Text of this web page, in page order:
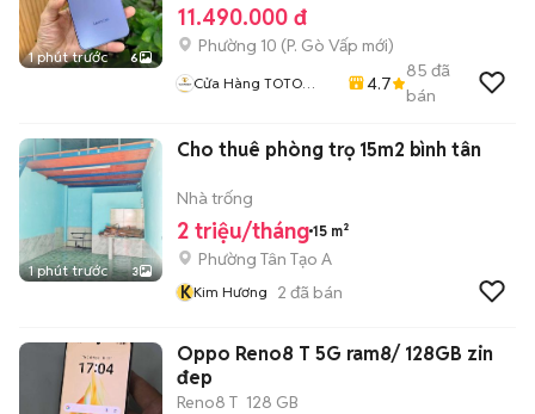
1 phút trước 6
11.490.000 đ
Phường 10 (P. Gò Vấp mới)
Cửa Hàng TOTO
4.7
85 đã
bán
1 phút trước 3
Cho thuê phòng trọ 15m2 bình tân
Nhà trống
2 triệu/tháng 15 m²
Phường Tân Tạo A
KKim Hương 2 đã bán
Oppo Reno8 T 5G ram8/ 128GB zin
đep
Reno8 T 128 GB